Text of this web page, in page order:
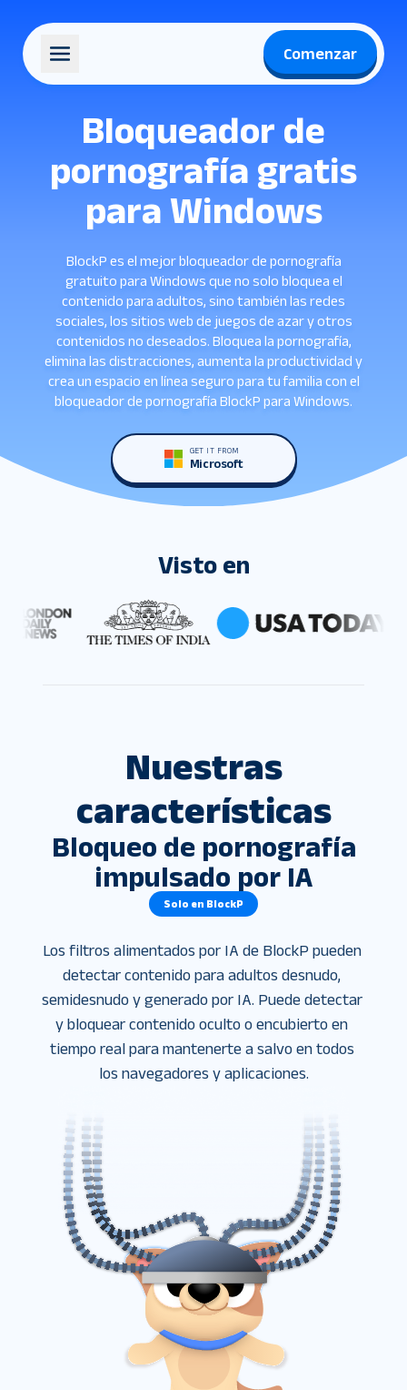
Comenzar
Bloqueador de
pornografía gratis
para Windows
BlockP es el mejor bloqueador de pornografía
gratuito para Windows que no solo bloquea el
contenido para adultos, sino también las redes
sociales, los sitios web de juegos de azar y otros
contenidos no deseados. Bloquea la pornografía,
elimina las distracciones, aumenta la productividad y
crea un espacio en línea seguro para tu familia con el
bloqueador de pornografía BlockP para Windows.
GET IT FROM
Microsoft
Visto en
Nuestras
características
Bloqueo de pornografía
impulsado por IA
Solo en BlockP
Los filtros alimentados por IA de BlockP pueden
detectar contenido para adultos desnudo,
semidesnudo y generado por IA. Puede detectar
y bloquear contenido oculto o encubierto en
tiempo real para mantenerte a salvo en todos
los navegadores y aplicaciones.